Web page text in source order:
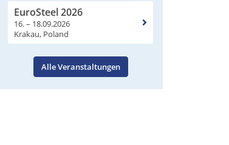
EuroSteel 2026
16. – 18.09.2026
Krakau, Poland
Alle Veranstaltungen